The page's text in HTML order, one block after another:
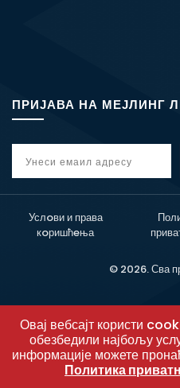
ПРИЈАВА НА МЕЈЛИНГ
Услoви и права
кoришћeња
© 2026. Сва
Овај вебсајт користи
обезбедили најбољу
информације можете
Политика